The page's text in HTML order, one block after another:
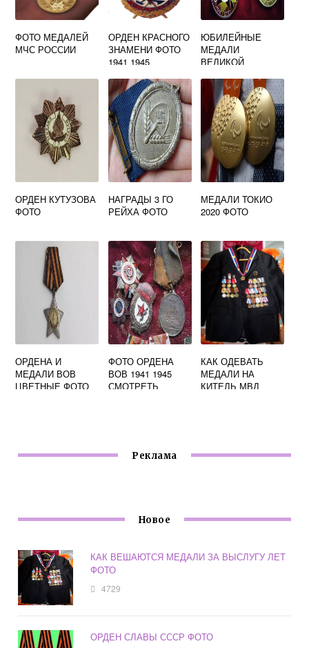
ФОТО МЕДАЛЕЙ
МЧС РОССИИ
ОРДЕН КРАСНОГО
ЗНАМЕНИ ФОТО
1941 1945
ЮБИЛЕЙНЫЕ
МЕДАЛИ
ВЕЛИКОЙ
ВОЙНЫ ФОТО
ОРДЕН КУТУЗОВА
ФОТО
НАГРАДЫ 3 ГО
РЕЙХА ФОТО
МЕДАЛИ ТОКИО
2020 ФОТО
ОРДЕНА И
МЕДАЛИ ВОВ
ЦВЕТНЫЕ ФОТО
ФОТО ОРДЕНА
ВОВ 1941 1945
СМОТРЕТЬ
КАК ОДЕВАТЬ
МЕДАЛИ НА
КИТЕЛЬ МВД
Реклама
Новое
КАК ВЕШАЮТСЯ МЕДАЛИ ЗА ВЫСЛУГУ ЛЕТ
ФОТО
4729
ОРДЕН СЛАВЫ СССР ФОТО